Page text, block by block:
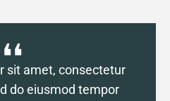
sit amet, consectetur
do eiusmod tempor